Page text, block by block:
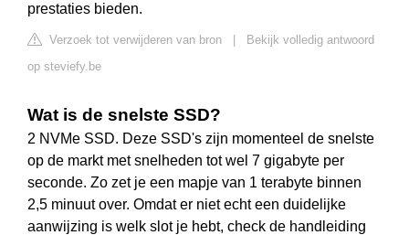
prestaties bieden.
Verzoek tot verwijderen van bron
Bekijk volledig antwoord
op steviefy.be
Wat is de snelste SSD?
2 NVMe SSD. Deze SSD's zijn momenteel de snelste
op de markt met snelheden tot wel 7 gigabyte per
seconde. Zo zet je een mapje van 1 terabyte binnen
2,5 minuut over. Omdat er niet echt een duidelijke
aanwijzing is welk slot je hebt, check de handleiding